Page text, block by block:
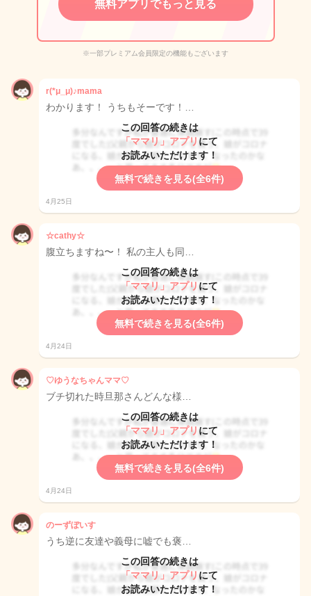
無料アプリでもっと見る
※一部プレミアム会員限定の機能もございます
r(*μ_μ)♪mama
わかります！ うちもそーです！…
この回答の続きは
「ママリ」アプリ にて
お読みいただけます！
無料で続きを見る(全6件)
4月25日
☆cathy☆
腹立ちますね〜！ 私の主人も同…
この回答の続きは
「ママリ」アプリ にて
お読みいただけます！
無料で続きを見る(全6件)
4月24日
♡ゆうなちゃんママ♡
ブチ切れた時旦那さんどんな様…
この回答の続きは
「ママリ」アプリ にて
お読みいただけます！
無料で続きを見る(全6件)
4月24日
のーずぼいす
うち逆に友達や義母に嘘でも褒…
この回答の続きは
「ママリ」アプリ にて
お読みいただけます！